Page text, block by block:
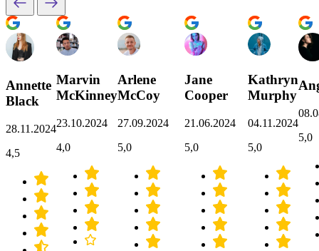
Annette
Black
28.11.2024
4,5
Marvin
McKinney
23.10.2024
4,0
Arlene
McCoy
27.09.2024
5,0
Jane
Cooper
21.06.2024
5,0
Kathryn
Murphy
04.11.2024
5,0
5,0